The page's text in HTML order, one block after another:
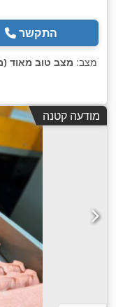
התקשר
מצב: מצב טוב מאוד
מודעה קטנה